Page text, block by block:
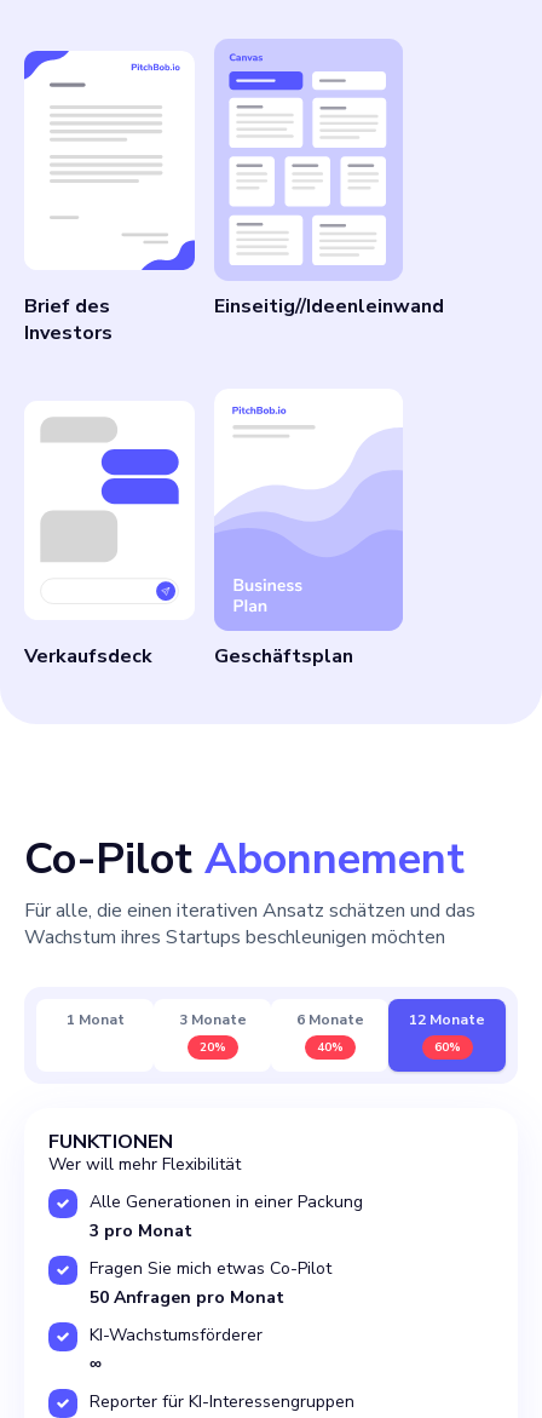
Brief des
Investors
Einseitig//Ideenleinwand
Verkaufsdeck Geschäftsplan
Co-Pilot Abonnement
Für alle, die einen iterativen Ansatz schätzen und das
Wachstum ihres Startups beschleunigen möchten
1 Monat 3 Monate
20%
6 Monate
40%
12 Monate
60%
FUNKTIONEN
Wer will mehr Flexibilität
Alle Generationen in einer Packung
3 pro Monat
Fragen Sie mich etwas Co-Pilot
50 Anfragen pro Monat
KI-Wachstumsförderer
∞
Reporter für KI-Interessengruppen